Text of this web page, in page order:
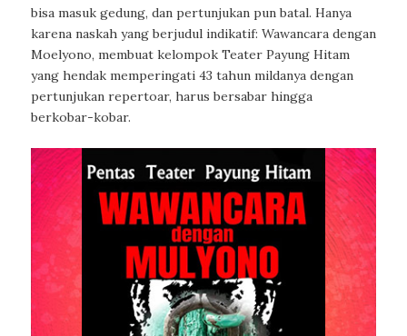
bisa masuk gedung, dan pertunjukan pun batal. Hanya
karena naskah yang berjudul indikatif: Wawancara dengan
Moelyono, membuat kelompok Teater Payung Hitam
yang hendak memperingati 43 tahun mildanya dengan
pertunjukan repertoar, harus bersabar hingga
berkobar-kobar.